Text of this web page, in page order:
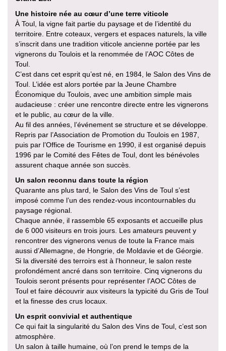
Une histoire née au cœur d’une terre viticole
À Toul, la vigne fait partie du paysage et de l’identité du
territoire. Entre coteaux, vergers et espaces naturels, la ville
s’inscrit dans une tradition viticole ancienne portée par les
vignerons du Toulois et la renommée de l’AOC Côtes de
Toul.
C’est dans cet esprit qu’est né, en 1984, le Salon des Vins de
Toul. L’idée est alors portée par la Jeune Chambre
Économique du Toulois, avec une ambition simple mais
audacieuse : créer une rencontre directe entre les vignerons
et le public, au cœur de la ville.
Au fil des années, l’événement se structure et se développe.
Repris par l’Association de Promotion du Toulois en 1987,
puis par l’Office de Tourisme en 1990, il est organisé depuis
1996 par le Comité des Fêtes de Toul, dont les bénévoles
assurent chaque année son succès.
Un salon reconnu dans toute la région
Quarante ans plus tard, le Salon des Vins de Toul s’est
imposé comme l’un des rendez-vous incontournables du
paysage régional.
Chaque année, il rassemble 65 exposants et accueille plus
de 6 000 visiteurs en trois jours. Les amateurs peuvent y
rencontrer des vignerons venus de toute la France mais
aussi d’Allemagne, de Hongrie, de Moldavie et de Géorgie.
Si la diversité des terroirs est à l’honneur, le salon reste
profondément ancré dans son territoire. Cinq vignerons du
Toulois seront présents pour représenter l’AOC Côtes de
Toul et faire découvrir aux visiteurs la typicité du Gris de Toul
et la finesse des crus locaux.
Un esprit convivial et authentique
Ce qui fait la singularité du Salon des Vins de Toul, c’est son
atmosphère.
Un salon à taille humaine, où l’on prend le temps de la